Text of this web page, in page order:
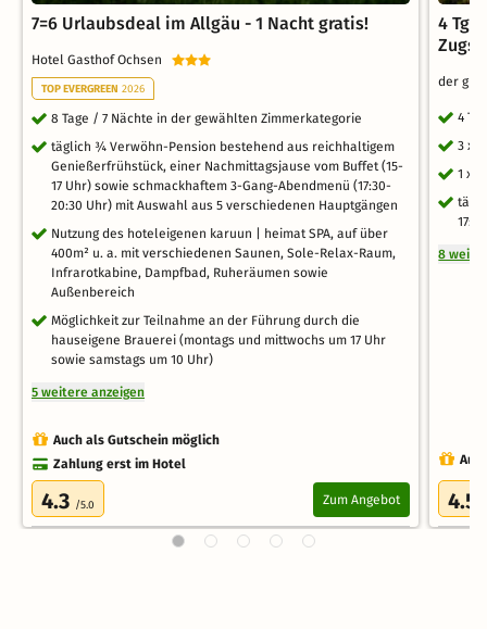
7=6 Urlaubsdeal im Allgäu - 1 Nacht gratis!
Hotel Gasthof Ochsen
TOP EVERGREEN 2026
8 Tage / 7 Nächte in der gewählten Zimmerkategorie
täglich ¾ Verwöhn-Pension bestehend aus reichhaltigem
Genießerfrühstück, einer Nachmittagsjause vom Buffet (15-
17 Uhr) sowie schmackhaftem 3-Gang-Abendmenü (17:30-
20:30 Uhr) mit Auswahl aus 5 verschiedenen Hauptgängen
Nutzung des hoteleigenen karuun | heimat SPA, auf über
400m² u. a. mit verschiedenen Saunen, Sole-Relax-Raum,
Infrarotkabine, Dampfbad, Ruheräumen sowie
Außenbereich
Möglichkeit zur Teilnahme an der Führung durch die
hauseigene Brauerei (montags und mittwochs um 17 Uhr
sowie samstags um 10 Uhr)
5 weitere anzeigen
Auch als Gutschein möglich
Zahlung erst im Hotel
4.3 /5.0 Zum Angebot
4 Tg.
der
4
3 x
1 x
tägl.
8
4.5